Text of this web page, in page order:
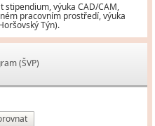
stipendium, výuka CAD/CAM,
pracovním prostředí, výuka
Týn).
(ŠVP)